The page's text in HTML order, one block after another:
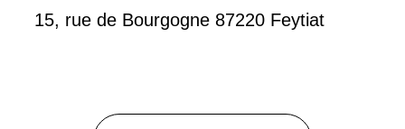
15, rue de Bourgogne 87220 Feytiat